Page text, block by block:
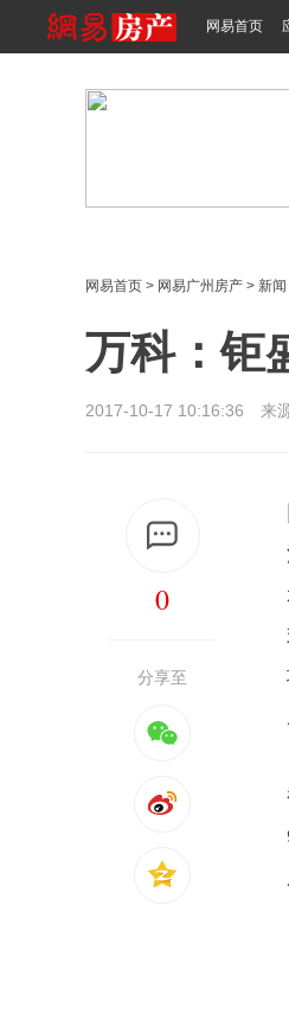
网易首页
网易首页 > 网易广州房产 > 新闻
万科：钜
2017-10-17 10:16:36 来
0
分享至